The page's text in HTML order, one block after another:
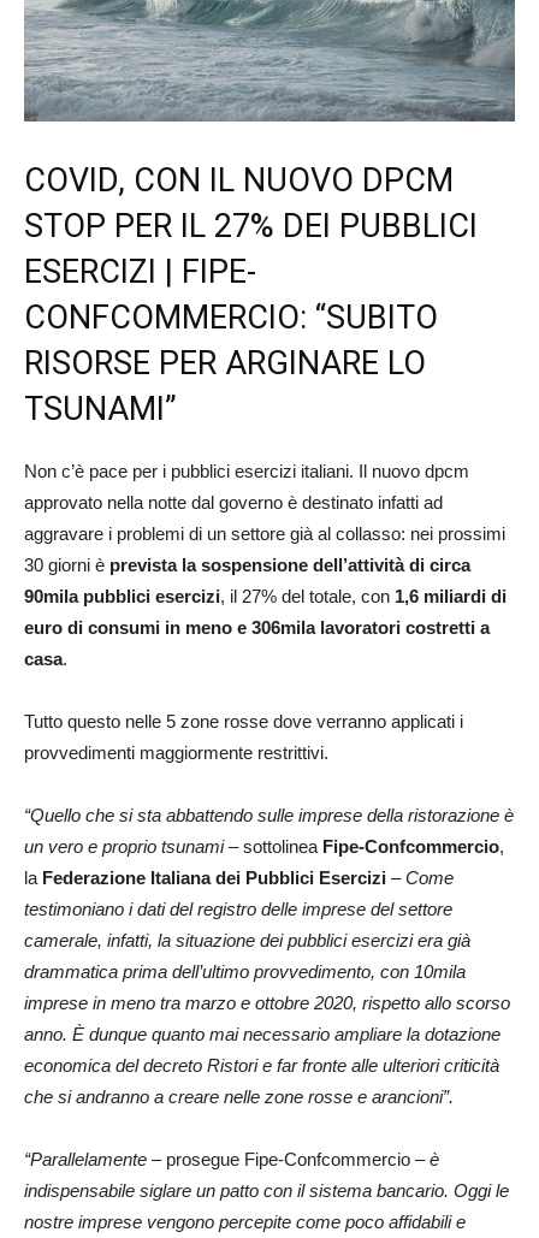
COVID, CON IL NUOVO DPCM
STOP PER IL 27% DEI PUBBLICI
ESERCIZI | FIPE-
CONFCOMMERCIO: “SUBITO
RISORSE PER ARGINARE LO
TSUNAMI”
Non c’è pace per i pubblici esercizi italiani. Il nuovo dpcm
approvato nella notte dal governo è destinato infatti ad
aggravare i problemi di un settore già al collasso: nei prossimi
30 giorni è prevista la sospensione dell’attività di circa
90mila pubblici esercizi, il 27% del totale, con 1,6 miliardi di
euro di consumi in meno e 306mila lavoratori costretti a
casa.
Tutto questo nelle 5 zone rosse dove verranno applicati i
provvedimenti maggiormente restrittivi.
“Quello che si sta abbattendo sulle imprese della ristorazione è
un vero e proprio tsunami –sottolinea Fipe-Confcommercio,
la Federazione Italiana dei Pubblici Esercizi –Come
testimoniano i dati del registro delle imprese del settore
camerale, infatti, la situazione dei pubblici esercizi era già
drammatica prima dell’ultimo provvedimento, con 10mila
imprese in meno tra marzo e ottobre 2020, rispetto allo scorso
anno. È dunque quanto mai necessario ampliare la dotazione
economica del decreto Ristori e far fronte alle ulteriori criticità
che si andranno a creare nelle zone rosse e arancioni”.
“Parallelamente – prosegue Fipe-Confcommercio –è
indispensabile siglare un patto con il sistema bancario. Oggi le
nostre imprese vengono percepite come poco affidabili e